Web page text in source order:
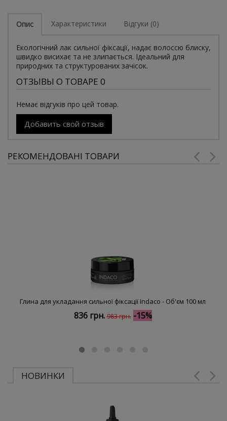
Опис Характеристики Відгуки (0)
Екологічний лак сильної фіксації, надає волоссю блиску,
швидко висихає та не злипається. Ідеальний для
природних та структурованих зачісок.
ОТЗЫВЫ О ТОВАРЕ 0
Немає відгуків про цей товар.
Добавить свой отзыв
РЕКОМЕНДОВАНІ ТОВАРИ
Глина для укладання сильної фіксації Indaco - Об'єм 100 мл
836 грн. 983 грн. -15%
НОВИНКИ